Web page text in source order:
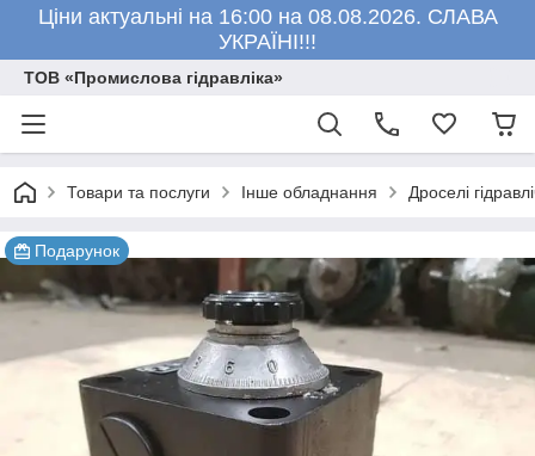
Ціни актуальні на 16:00 на 08.08.2026. СЛАВА
УКРАЇНІ!!!
ТОВ «Промислова гідравліка»
Товари та послуги Інше обладнання Дроселі
Подарунок